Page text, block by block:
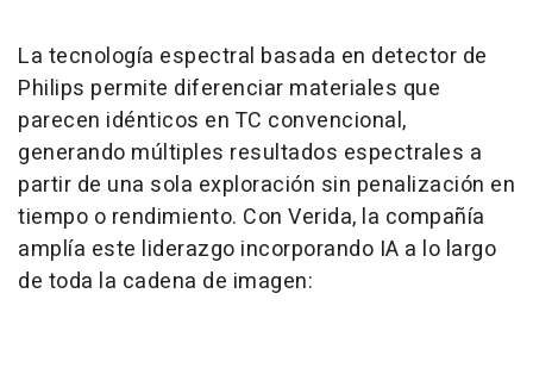
La tecnología espectral basada en detector de
Philips permite diferenciar materiales que
parecen idénticos en TC convencional,
generando múltiples resultados espectrales a
partir de una sola exploración sin penalización en
tiempo o rendimiento. Con Verida, la compañía
amplía este liderazgo incorporando IA a lo largo
de toda la cadena de imagen: